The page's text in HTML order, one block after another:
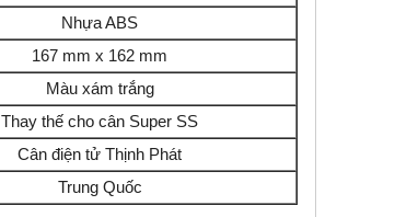
Nhựa ABS
167 mm x 162 mm
Màu xám trắng
Thay thế cho cân Super SS
Cân điện tử Thịnh Phát
Trung Quốc